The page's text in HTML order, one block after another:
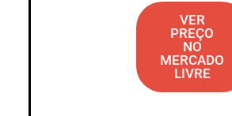
VER
PREÇO
NO
MERCADO
LIVRE